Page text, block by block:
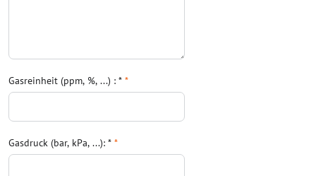
Gasreinheit (ppm, %, ...) : * *
Gasdruck (bar, kPa, ...): * *